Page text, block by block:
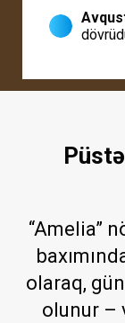
“Amelia”
olaraq,
olunur –